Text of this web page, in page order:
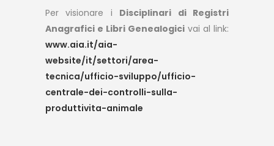
Per visionare i Disciplinari di Registri
Anagrafici e Libri Genealogici vai al link:
www.aia.it/aia-
website/it/settori/area-
tecnica/ufficio-sviluppo/ufficio-
centrale-dei-controlli-sulla-
produttivita-animale